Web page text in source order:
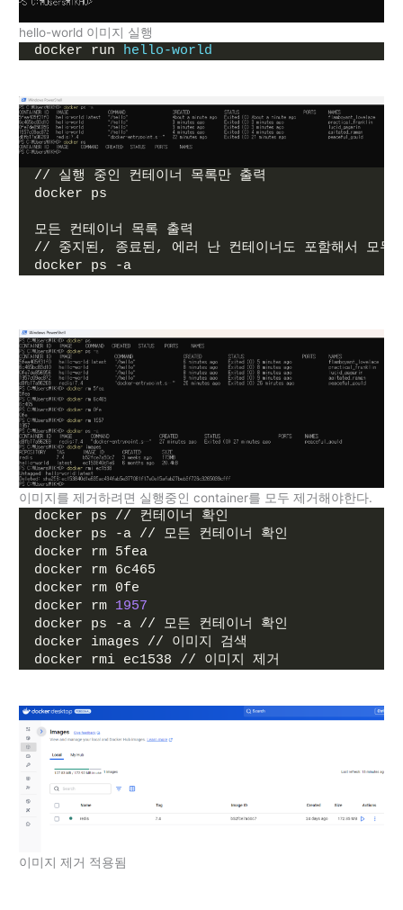
hello-world 이미지 실행
docker run hello-world
// 실행 중인 컨테이너 목록만 출력
docker ps
모든 컨테이너 목록 출력
// 중지된, 종료된, 에러 난 컨테이너도 포함해서 모두
docker ps -a
이미지를 제거하려면 실행중인 container를 모두 제거해야한다.
docker ps // 컨테이너 확인
docker ps -a // 모든 컨테이너 확인
docker rm 5fea
docker rm 6c465
docker rm 0fe
docker rm 1957
docker ps -a // 모든 컨테이너 확인
docker images // 이미지 검색
docker rmi ec1538 // 이미지 제거
이미지 제거 적용됨